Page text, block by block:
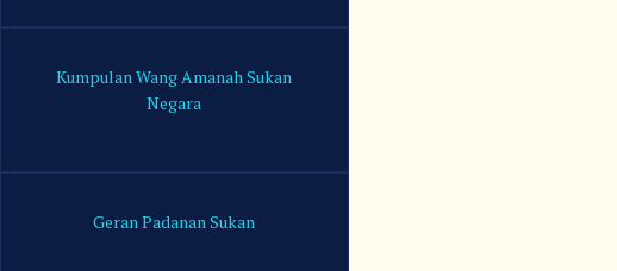
Kumpulan Wang Amanah Sukan
Negara
Geran Padanan Sukan